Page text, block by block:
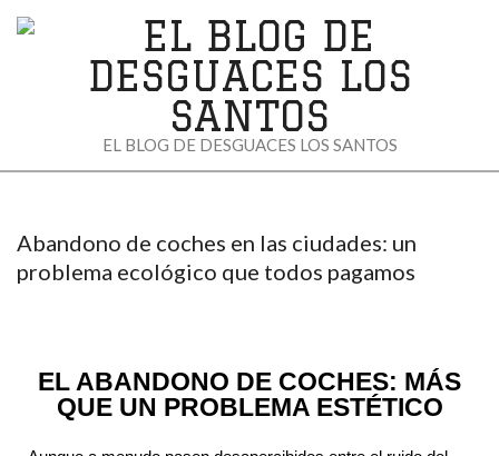
DE
DESGUACES
EL BLOG DE DESGUACES LOS SANTOS
Abandono de coches en las ciudades: un
problema ecológico que todos pagamos
EL ABANDONO DE COCHES: MÁS
QUE UN PROBLEMA ESTÉTICO